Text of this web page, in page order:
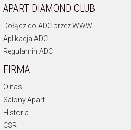
APART DIAMOND CLUB
Dołącz do ADC przez WWW
Aplikacja ADC
Regulamin ADC
FIRMA
O nas
Salony Apart
Historia
CSR